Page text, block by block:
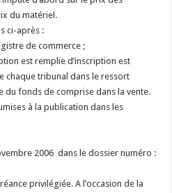
du matériel.
ci-après :
de commerce ;
est remplie d’inscription est
chaque tribunal dans le ressort
du fonds de comprise dans la vente.
à la publication dans les
2006 dans le dossier numéro :
privilégiée. A l’occasion de la